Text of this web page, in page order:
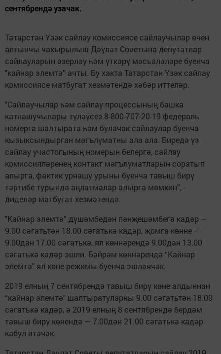
сентябрендә узачак.
Татарстан Үзәк сайлау комиссиясе сайлаучылар өчен
алтынчы чакырылыш Дәүләт Советына депутатлар
сайлауларын әзерләү һәм үткәрү мәсьәләләре буенча
"кайнар элемтә” ачты. Бу хакта Татарстан Үзәк сайлау
комиссиясе матбугат хезмәтендә хәбәр иттеләр.
"Сайлаучылар һәм сайлау процессының башка
катнашучылары түләүсез 8-800-707-20-19 федераль
номерга шалтырата һәм булачак сайлаулар буенча
кызыксындырган мәгълүматны ала ала. Биредә үз
сайлау участогының номерын белергә, сайлау
комиссияләренең контакт мәгълүматларын соратып
алырга, фактик урнашу урыны буенча тавыш бирү
тәртибе турында аңлатмалар алырга мөмкин”, -
диделәр матбугат хезмәтендә.
"Кайнар элемтә” дүшәмбедән пәнҗешәмбегә кадәр –
9.00 сәгатьтән 18.00 сәгатькә кадәр, җомга көнне –
9.00дан 17.00 сәгатькә, ял көннәрендә 9.00дан 13.00
сәгатькә кадәр эшли. Бәйрәм көннәрендә “Кайнар
элемтә" ял көне режимы буенча эшләячәк.
2019 елның 7 сентябрендә тавыш бирү көне алдыннан
“кайнар элемтә" шалтыратуларны 9.00 сәгатьтән 18.00
сәгатькә кадәр, ә 2019 елның 8 сентябрендә бердәм
тавыш бирү көнендә — 7.00дән 21.00 сәгатькә кадәр
кабул итәчәк.